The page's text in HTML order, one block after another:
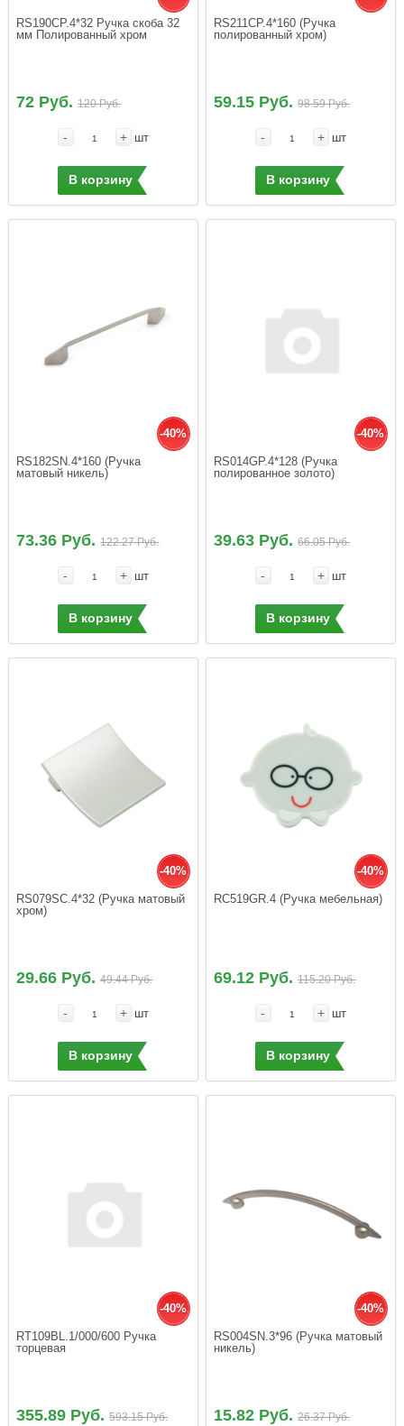
RS190CP.4*32 Ручка скоба 32
мм Полированный хром
72 Руб.120 Руб.
- + шт
В корзину
RS211CP.4*160 (Ручка
полированный хром)
59.15 Руб.98.59 Руб.
- + шт
В корзину
-40%
RS182SN.4*160 (Ручка
матовый никель)
73.36 Руб.122.27 Руб.
- + шт
В корзину
-40%
RS014GP.4*128 (Ручка
полированное золото)
39.63 Руб.66.05 Руб.
- + шт
В корзину
-40%
RS079SC.4*32 (Ручка матовый
хром)
29.66 Руб.49.44 Руб.
- + шт
В корзину
-40%
RC519GR.4 (Ручка мебельная)
69.12 Руб.115.20 Руб.
- + шт
В корзину
-40%
RT109BL.1/000/600 Ручка
торцевая
355.89 Руб.593.15 Руб.
-40%
RS004SN.3*96 (Ручка матовый
никель)
15.82 Руб.26.37 Руб.